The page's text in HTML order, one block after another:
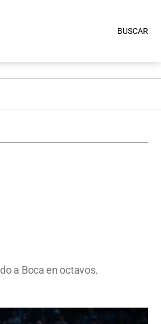
BUSCAR
a Boca en octavos.